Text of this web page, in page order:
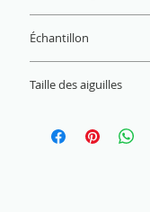
Échantillon
Taille des aiguilles